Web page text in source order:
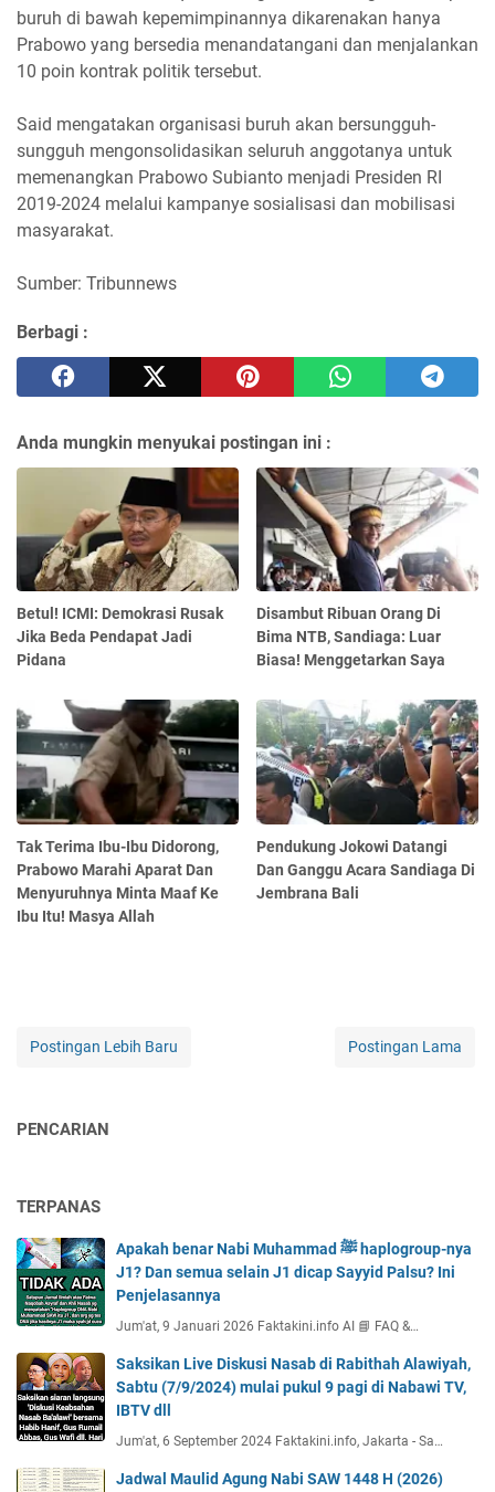
buruh di bawah kepemimpinannya dikarenakan hanya
Prabowo yang bersedia menandatangani dan menjalankan
10 poin kontrak politik tersebut.
Said mengatakan organisasi buruh akan bersungguh-
sungguh mengonsolidasikan seluruh anggotanya untuk
memenangkan Prabowo Subianto menjadi Presiden RI
2019-2024 melalui kampanye sosialisasi dan mobilisasi
masyarakat.
Sumber: Tribunnews
Berbagi :
Anda mungkin menyukai postingan ini :
Betul! ICMI: Demokrasi Rusak
Jika Beda Pendapat Jadi
Pidana
Disambut Ribuan Orang Di
Bima NTB, Sandiaga: Luar
Biasa! Menggetarkan Saya
Tak Terima Ibu-Ibu Didorong,
Prabowo Marahi Aparat Dan
Menyuruhnya Minta Maaf Ke
Ibu Itu! Masya Allah
Pendukung Jokowi Datangi
Dan Ganggu Acara Sandiaga Di
Jembrana Bali
Postingan Lebih Baru Postingan Lama
PENCARIAN
TERPANAS
Apakah benar Nabi Muhammad ﷺ haplogroup-nya
J1? Dan semua selain J1 dicap Sayyid Palsu? Ini
Penjelasannya
Jum'at, 9 Januari 2026 Faktakini.info AI 📘 FAQ &…
Saksikan Live Diskusi Nasab di Rabithah Alawiyah,
Sabtu (7/9/2024) mulai pukul 9 pagi di Nabawi TV,
IBTV dll
Jum'at, 6 September 2024 Faktakini.info, Jakarta - Sa…
Jadwal Maulid Agung Nabi SAW 1448 H (2026)